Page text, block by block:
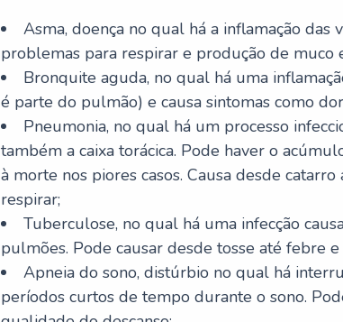
Asma, doença no qual há a inflamação das
problemas para respirar e produção de muco
Bronquite aguda, no qual há uma
é parte do pulmão) e causa sintomas como
Pneumonia, no qual há um processo
também a caixa torácica. Pode haver o
à morte nos piores casos. Causa desde
respirar;
Tuberculose, no qual há uma infecção
pulmões. Pode causar desde tosse até febre
Apneia do sono, distúrbio no qual há
períodos curtos de tempo durante o sono.